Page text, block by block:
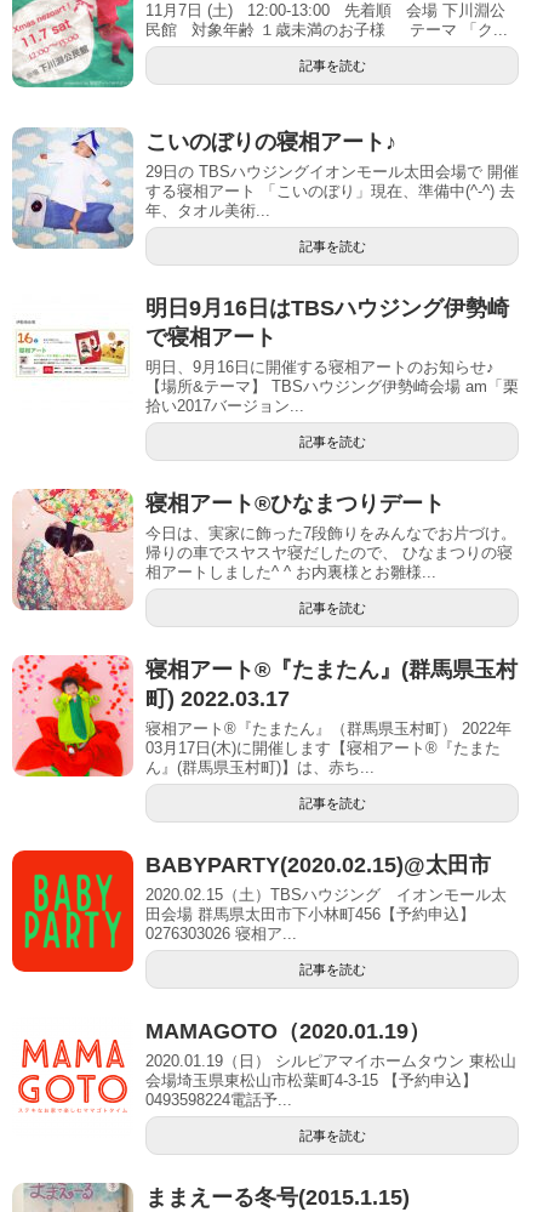
11月7日 (土) 12:00-13:00 先着順 会場 下川淵公
民館 対象年齢 １歳未満のお子様 テーマ 「ク...
記事を読む
こいのぼりの寝相アート♪
29日の TBSハウジングイオンモール太田会場で 開催
する寝相アート 「こいのぼり」現在、準備中(^-^) 去
年、タオル美術...
記事を読む
明日9月16日はTBSハウジング伊勢崎
で寝相アート
明日、9月16日に開催する寝相アートのお知らせ♪
【場所&テーマ】 TBSハウジング伊勢崎会場 am「栗
拾い2017バージョン...
記事を読む
寝相アート®︎ひなまつりデート
今日は、実家に飾った7段飾りをみんなでお片づけ。
帰りの車でスヤスヤ寝だしたので、 ひなまつりの寝
相アートしました^ ^ お内裏様とお雛様...
記事を読む
寝相アート®︎『たまたん』(群馬県玉村
町) 2022.03.17
寝相アート®『たまたん』（群馬県玉村町） 2022年
03月17日(木)に開催します【寝相アート®︎『たまた
ん』(群馬県玉村町)】は、赤ち...
記事を読む
BABYPARTY(2020.02.15)@太田市
2020.02.15（土）TBSハウジング イオンモール太
田会場 群馬県太田市下小林町456【予約申込】
0276303026 寝相ア...
記事を読む
MAMAGOTO（2020.01.19）
2020.01.19（日） シルピアマイホームタウン 東松山
会場埼玉県東松山市松葉町4-3-15 【予約申込】
0493598224電話予...
記事を読む
ままえーる冬号(2015.1.15)